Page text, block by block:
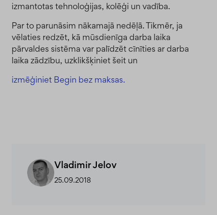
izmantotas tehnoloģijas, kolēģi un vadība.
Par to parunāsim nākamajā nedēļā. Tikmēr, ja
vēlaties redzēt, kā mūsdienīga darba laika
pārvaldes sistēma var palīdzēt cīnīties ar darba
laika zādzību, uzklikšķiniet šeit un
izmēģiniet Begin bez maksas.
Vladimir Jelov
25.09.2018